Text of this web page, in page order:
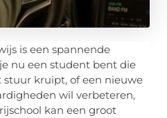
is een spannende
nu een student bent die
kruipt, of een nieuwe
wil verbeteren,
kan een groot